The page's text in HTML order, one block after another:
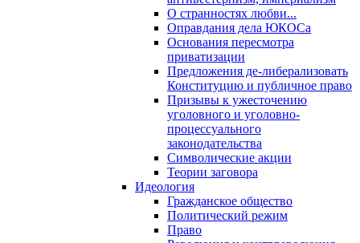
О странностях любви...
Оправдания дела ЮКОСа
Основания пересмотра
приватизации
Предложения де-либерализовать
Конституцию и публичное право
Призывы к ужесточению
уголовного и уголовно-
процессуального
законодательства
Символические акции
Теории заговора
Идеология
Гражданское общество
Политический режим
Право